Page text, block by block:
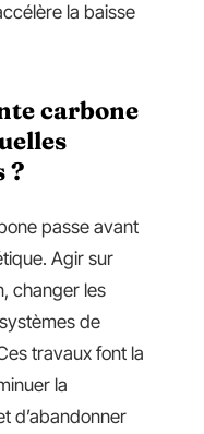
la baisse
carbone
?
passe avant
Agir sur
changer les
de
travaux font la
la
d’abandonner